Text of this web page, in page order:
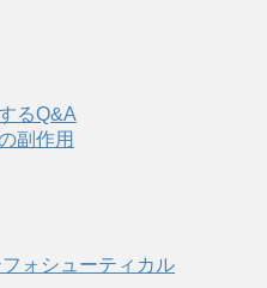
るQ&A
副作用
ォシューティカル